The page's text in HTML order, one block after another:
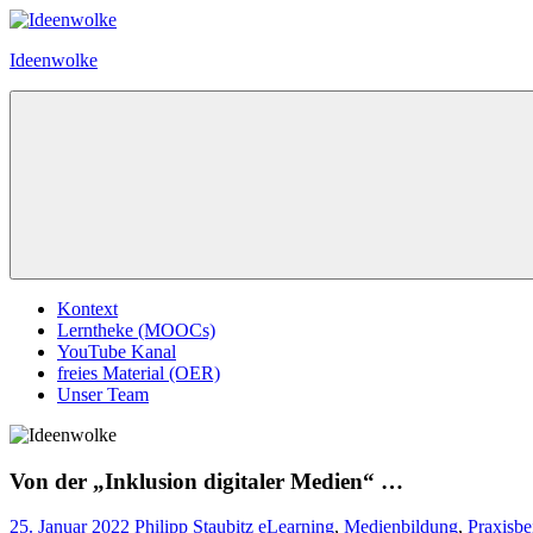
Zum
springen
Ideenwolke
Menü
Kontext
Lerntheke (MOOCs)
YouTube Kanal
freies Material (OER)
Unser Team
Von der „Inklusion digitaler Medien“ …
25. Januar 2022 Philipp Staubitz eLearning, Medienbildung,